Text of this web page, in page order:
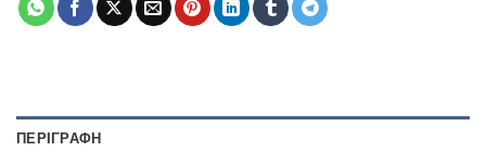
ΠΕΡΙΓΡΑΦΉ